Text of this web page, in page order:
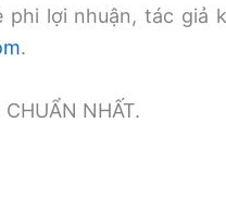
lợi nhuận, tác giả
.
NHẤT.